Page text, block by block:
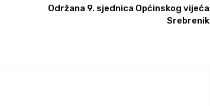
Održana 9. sjednica Općinskog vijeća
Srebrenik